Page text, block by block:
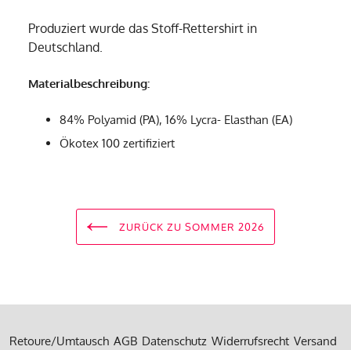
Produziert wurde das Stoff-Rettershirt in
Deutschland.
Materialbeschreibung:
84% Polyamid (PA), 16% Lycra- Elasthan (EA)
Ökotex 100 zertifiziert
ZURÜCK ZU SOMMER 2026
Retoure/Umtausch AGB Datenschutz Widerrufsrecht Versand